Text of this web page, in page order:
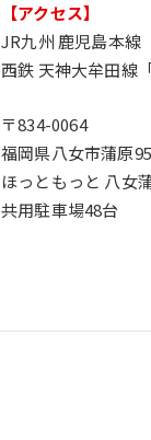
【アクセス】
JR九州 鹿児島本線
西鉄 天神大牟田線
〒834-0064
福岡県八女市蒲原
ほっともっと 八女
共用駐車場48台